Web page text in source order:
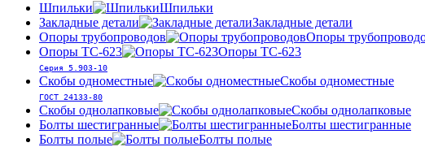
Шпильки
Шпильки
Закладные детали
Закладные детали
Опоры трубопроводов
Опоры
Опоры ТС-623
Опоры ТС-623
Серия 5.903-10
Скобы одноместные Скобы одноместные
ГОСТ 24133-80
Скобы однолапковые
Скобы однолапковые
Болты шестигранные
Болты шестигранные
Болты полые
Болты полые